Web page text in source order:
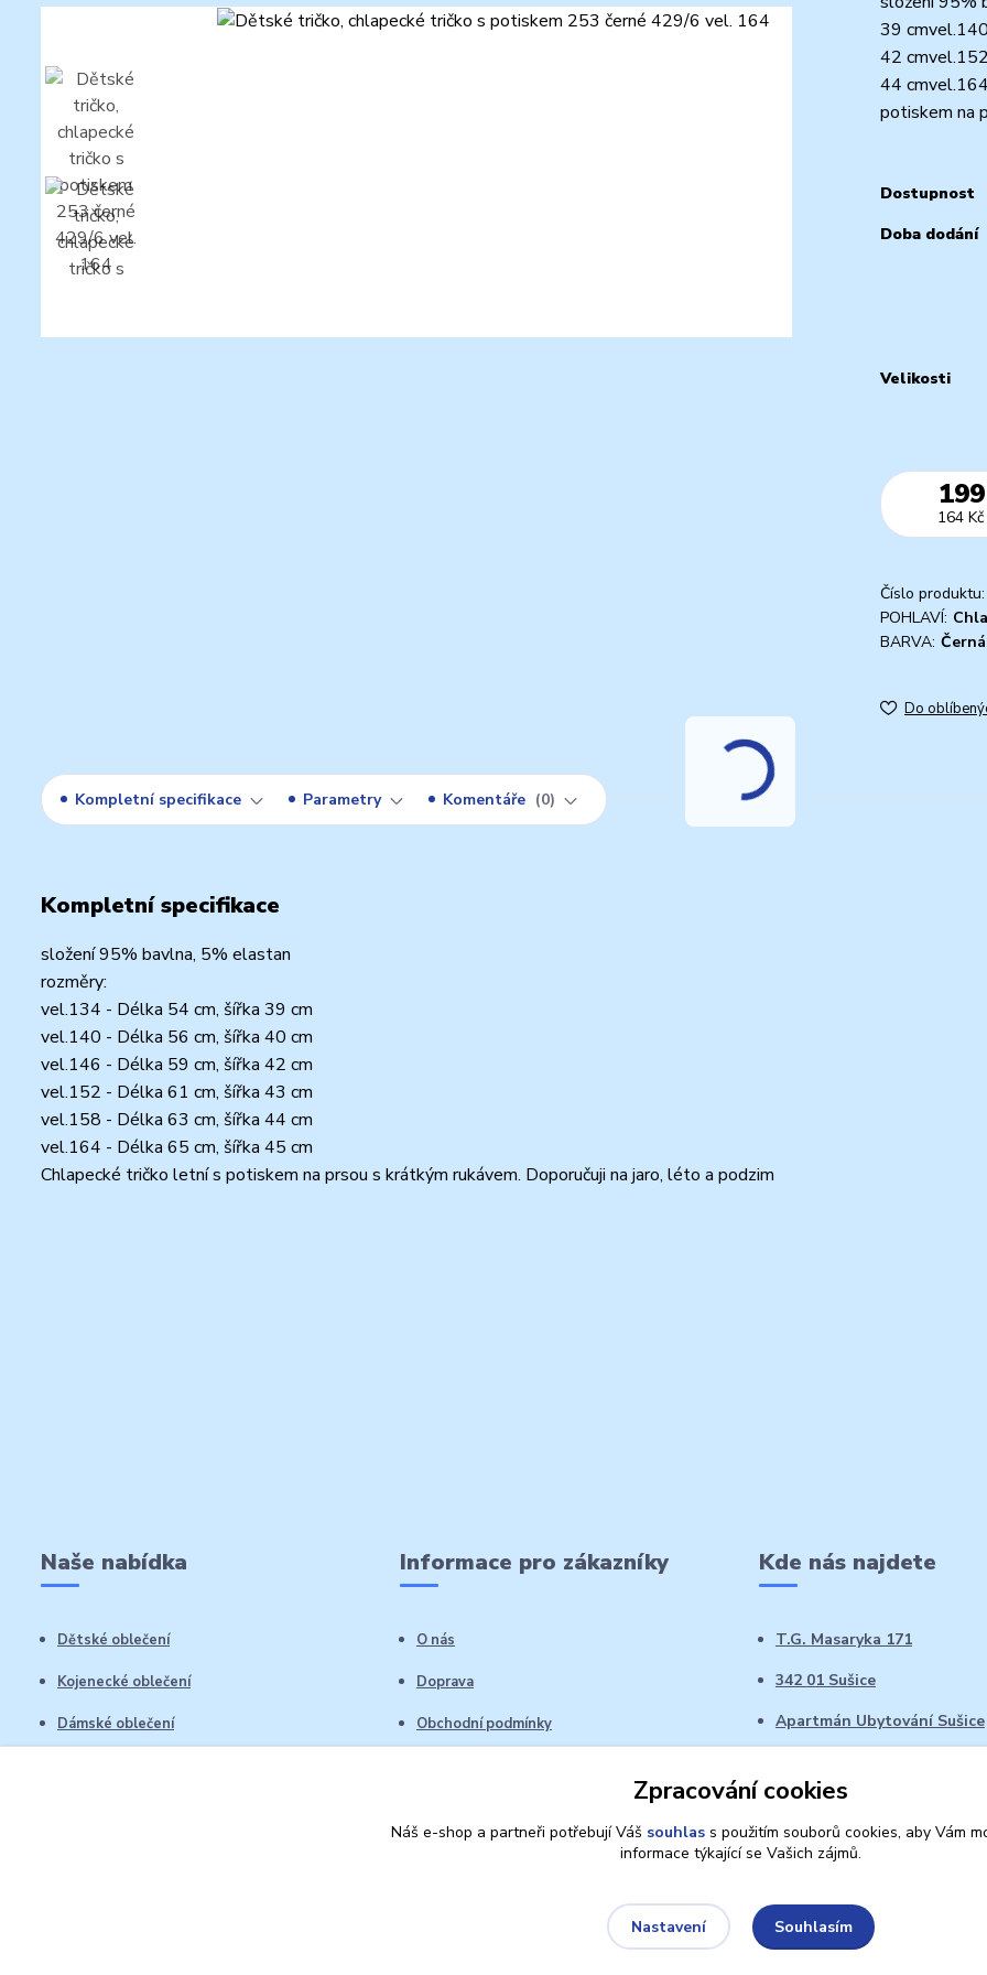
39
42
44
potiskem na
Dostupnost
Doba dodání
Velikosti
164 Kč
Číslo produktu:
POHLAVÍ:
BARVA: Černá
Do
Kompletní specifikace Parametry Komentáře 0
Kompletní specifikace
složení 95% bavlna, 5% elastan
rozměry:
vel.134 - Délka 54 cm, šířka 39 cm
vel.140 - Délka 56 cm, šířka 40 cm
vel.146 - Délka 59 cm, šířka 42 cm
vel.152 - Délka 61 cm, šířka 43 cm
vel.158 - Délka 63 cm, šířka 44 cm
vel.164 - Délka 65 cm, šířka 45 cm
Chlapecké tričko letní s potiskem na prsou s krátkým rukávem. Doporučuji na jaro, léto a podzim
Naše nabídka
Dětské oblečení
Kojenecké oblečení
Dámské oblečení
Informace pro zákazníky
O nás
Doprava
Obchodní podmínky
Kde nás najdete
T.G. Masaryka 171
342 01 Sušice
Apartmán Ubytování Sušice
Zpracování cookies
Náš e-shop a partneři potřebují Váš souhlass použitím souborů cookies, aby Vám
informace týkající se Vašich zájmů.
Nastavení Souhlasím